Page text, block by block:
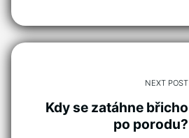
NEXT POST
Kdy se zatáhne břicho
po porodu?